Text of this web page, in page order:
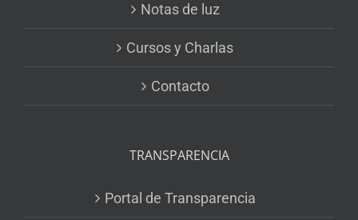
Notas de luz
Cursos y Charlas
Contacto
TRANSPARENCIA
Portal de Transparencia